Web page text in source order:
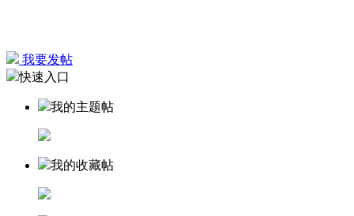
我要发帖
快速入口
我的主题帖
我的收藏帖